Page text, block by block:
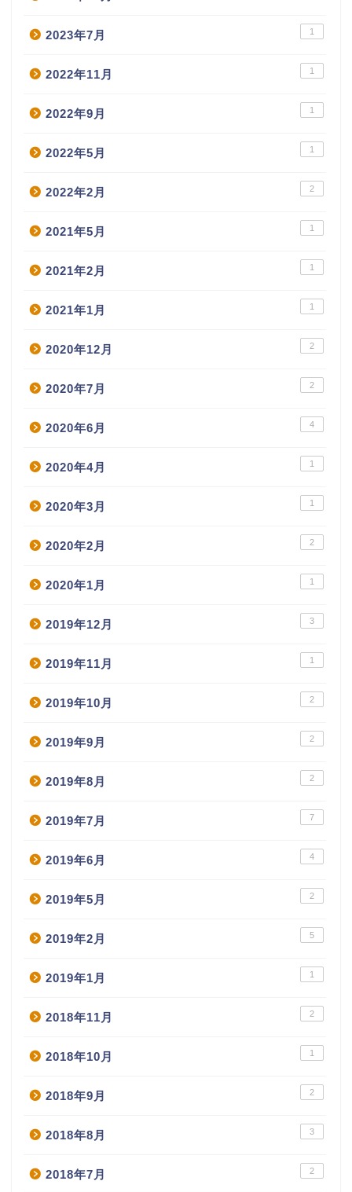
2023年7月 1
2022年11月 1
2022年9月 1
2022年5月 1
2022年2月 2
2021年5月 1
2021年2月 1
2021年1月 1
2020年12月 2
2020年7月 2
2020年6月 4
2020年4月 1
2020年3月 1
2020年2月 2
2020年1月 1
2019年12月 3
2019年11月 1
2019年10月 2
2019年9月 2
2019年8月 2
2019年7月 7
2019年6月 4
2019年5月 2
2019年2月 5
2019年1月 1
2018年11月 2
2018年10月 1
2018年9月 2
2018年8月 3
2018年7月 2